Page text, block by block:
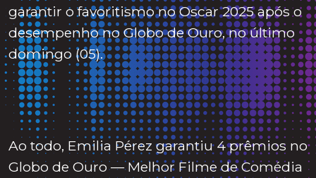
garantir o favoritismo no Oscar 2025 após o
desempenho no Globo de Ouro, no último
domingo (05).
Ao todo, Emilia Pérez garantiu 4 prêmios no
Globo de Ouro — Melhor Filme de Comédia